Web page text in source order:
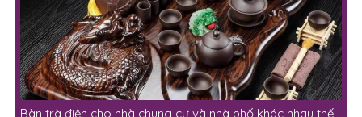
Bàn trà điện cho nhà chung cư và nhà phố khác nhau thế